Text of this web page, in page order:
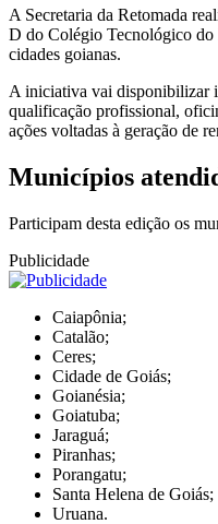
A Secretaria da Retomada
D do Colégio Tecnológico do
cidades goianas.
A iniciativa vai disponibilizar
qualificação profissional,
ações voltadas à geração de
Municípios
Participam desta edição os
Publicidade
Caiapônia;
Catalão;
Ceres;
Cidade de Goiás;
Goianésia;
Goiatuba;
Jaraguá;
Piranhas;
Porangatu;
Santa Helena de Goiás;
Uruana.